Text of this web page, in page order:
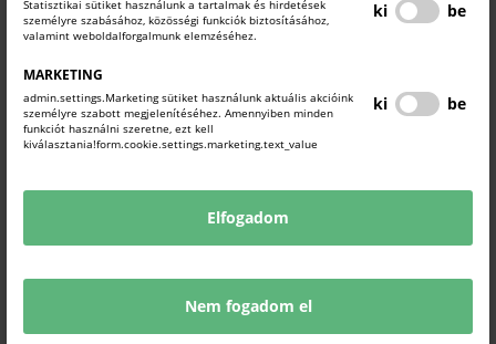
Statisztikai sütiket használunk a tartalmak és hirdetések
személyre szabásához, közösségi funkciók biztosításához,
valamint weboldalforgalmunk elemzéséhez.
ki be
MARKETING
admin.settings.Marketing sütiket használunk aktuális akcióink
személyre szabott megjelenítéséhez. Amennyiben minden
funkciót használni szeretne, ezt kell
kiválasztania!form.cookie.settings.marketing.text_value
ki be
Elfogadom
Nem fogadom el